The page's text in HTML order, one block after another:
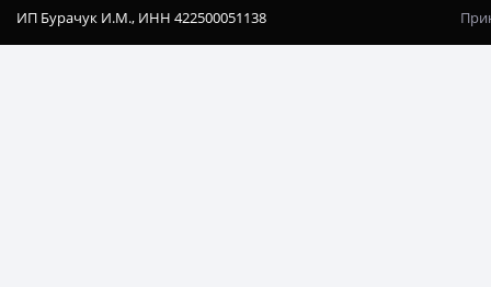
ИП Бурачук И.М., ИНН 422500051138